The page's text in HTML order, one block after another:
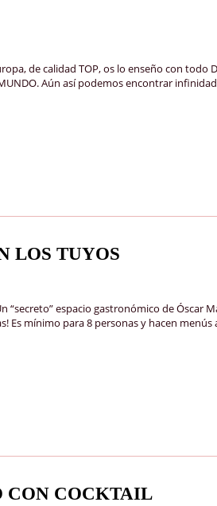
de calidad TOP, os lo enseño con
Aún así podemos encontrar
LOS TUYOS
“secreto” espacio gastronómico de
Es mínimo para 8 personas y hacen
CON COCKTAIL